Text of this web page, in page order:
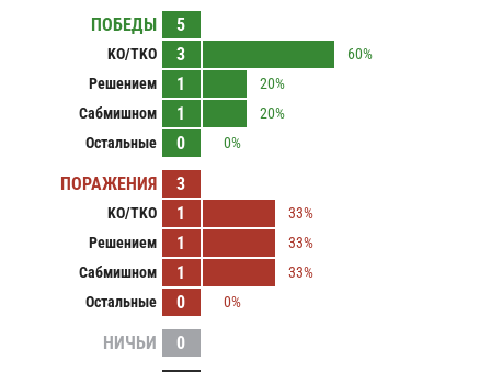
ПОБЕДЫ
5
KO/TKO 3
60%
Решением
1
20%
Сабмишном
1
20%
Остальные
0 0%
ПОРАЖЕНИЯ 3
KO/TKO 1
33%
Решением
1
33%
Сабмишном
1
33%
Остальные
0 0%
НИЧЬИ
0